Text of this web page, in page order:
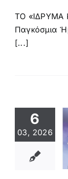
ΤΟ «ΙΔΡΥΜΑ
Παγκόσμια
[...]
6
03, 2026
ΤΟΥ
ΠΑΛΑΜΑ